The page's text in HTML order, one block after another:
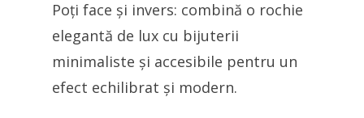
Poți face și invers: combină o rochie
elegantă de lux cu bijuterii
minimaliste și accesibile pentru un
efect echilibrat și modern.